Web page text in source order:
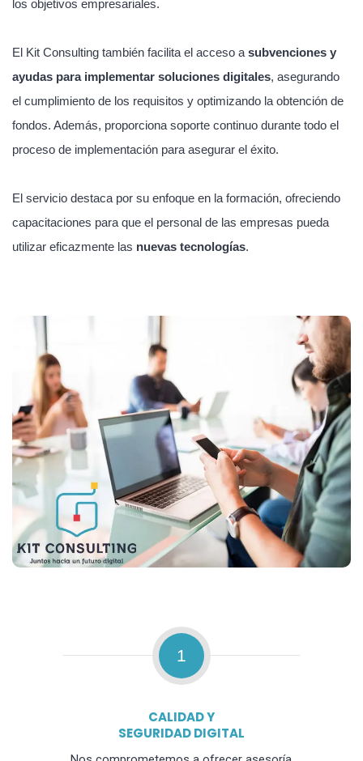
los objetivos empresariales.
El Kit Consulting también facilita el acceso a subvenciones y
ayudas para implementar soluciones digitales, asegurando
el cumplimiento de los requisitos y optimizando la obtención de
fondos. Además, proporciona soporte continuo durante todo el
proceso de implementación para asegurar el éxito.
El servicio destaca por su enfoque en la formación, ofreciendo
capacitaciones para que el personal de las empresas pueda
utilizar eficazmente las nuevas tecnologías.
1
CALIDAD Y
SEGURIDAD DIGITAL